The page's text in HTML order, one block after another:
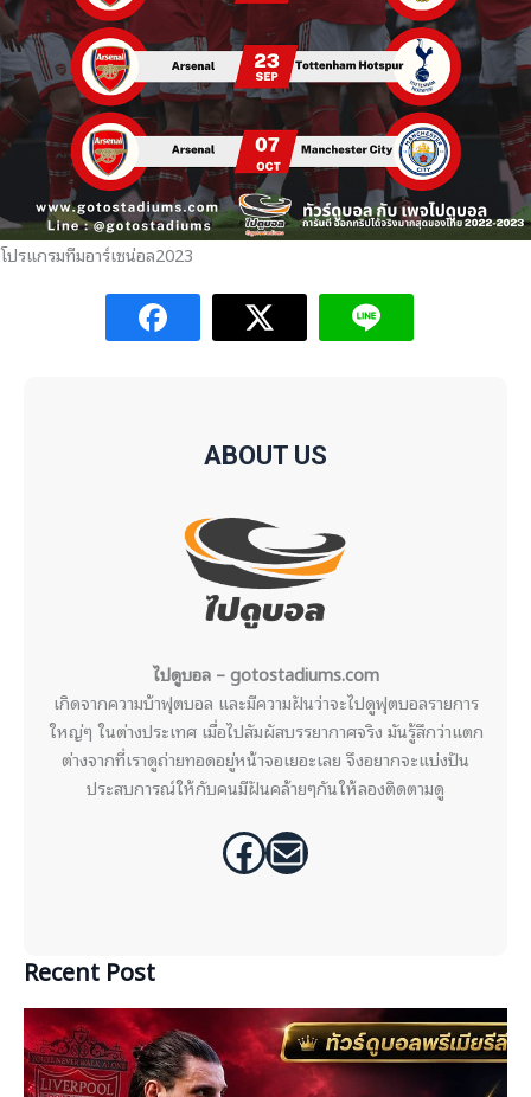
โปรแกรมทีมอาร์เซน่อล2023
ABOUT US
ไปดูบอล – gotostadiums.com
เกิดจากความบ้าฟุตบอล และมีความฝันว่าจะไปดูฟุตบอลรายการ
ใหญ่ๆ ในต่างประเทศ เมื่อไปสัมผัสบรรยากาศจริง มันรู้สึกว่าแตก
ต่างจากที่เราดูถ่ายทอดอยู่หน้าจอเยอะเลย จึงอยากจะแบ่งปัน
ประสบการณ์ให้กับคนมีฝันคล้ายๆกันให้ลองติดตามดู
Facebook Mail
Recent Post